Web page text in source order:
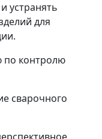
устранять
для
по контролю
сварочного